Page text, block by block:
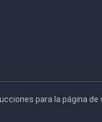
para la página de